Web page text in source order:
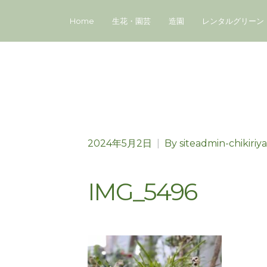
Home 生花・園芸 造園 レンタルグリーン
2024年5月2日 By siteadmin-chikiriya
IMG_5496